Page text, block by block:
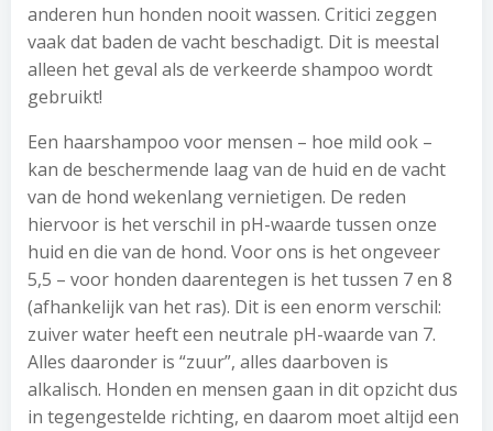
anderen hun honden nooit wassen. Critici zeggen
vaak dat baden de vacht beschadigt. Dit is meestal
alleen het geval als de verkeerde shampoo wordt
gebruikt!
Een haarshampoo voor mensen – hoe mild ook –
kan de beschermende laag van de huid en de vacht
van de hond wekenlang vernietigen. De reden
hiervoor is het verschil in pH-waarde tussen onze
huid en die van de hond. Voor ons is het ongeveer
5,5 – voor honden daarentegen is het tussen 7 en 8
(afhankelijk van het ras). Dit is een enorm verschil:
zuiver water heeft een neutrale pH-waarde van 7.
Alles daaronder is “zuur”, alles daarboven is
alkalisch. Honden en mensen gaan in dit opzicht dus
in tegengestelde richting, en daarom moet altijd een